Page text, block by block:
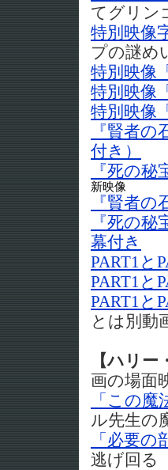
てグリン
特別映像
プの謎め
特別映像
特別映像
特別映像
『賢者
付き）
『死の
新映像
『賢者
『死の秘
幕付き
PART1と
PART1と
PART1と
とは別動
【ハリ
画の場面
「この
ル先生の
「必要の
逃げ回る